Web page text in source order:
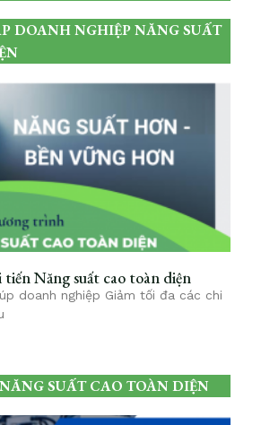
DOANH NGHIỆP NĂNG SUẤT
Năng suất cao toàn diện
doanh nghiệp Giảm tối đa các chi
SUẤT CAO TOÀN DIỆN